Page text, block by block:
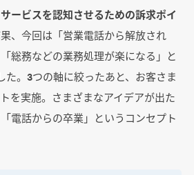
サービスを認知させるための訴求ポイ
、今回は「営業電話から解放され
総務などの業務処理が楽になる」と
た。3つの軸に絞ったあと、お客さま
を実施。さまざまなアイデアが出た
電話からの卒業」というコンセプト